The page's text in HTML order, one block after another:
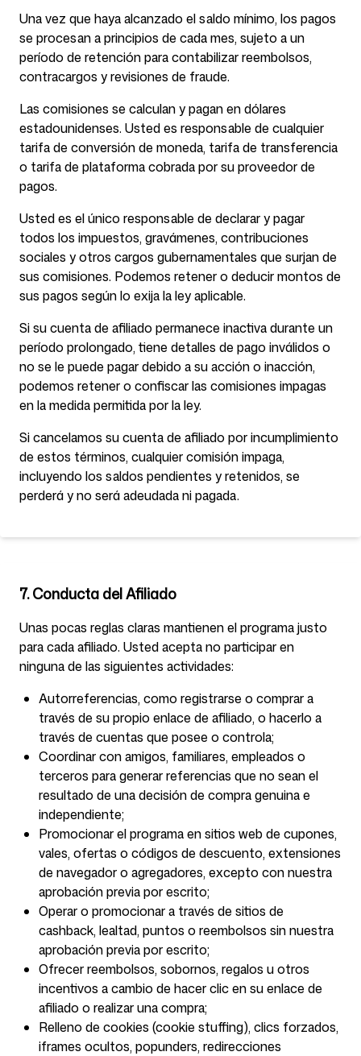
Una vez que haya alcanzado el saldo mínimo, los pagos
se procesan a principios de cada mes, sujeto a un
período de retención para contabilizar reembolsos,
contracargos y revisiones de fraude.
Las comisiones se calculan y pagan en dólares
estadounidenses. Usted es responsable de cualquier
tarifa de conversión de moneda, tarifa de transferencia
o tarifa de plataforma cobrada por su proveedor de
pagos.
Usted es el único responsable de declarar y pagar
todos los impuestos, gravámenes, contribuciones
sociales y otros cargos gubernamentales que surjan de
sus comisiones. Podemos retener o deducir montos de
sus pagos según lo exija la ley aplicable.
Si su cuenta de afiliado permanece inactiva durante un
período prolongado, tiene detalles de pago inválidos o
no se le puede pagar debido a su acción o inacción,
podemos retener o confiscar las comisiones impagas
en la medida permitida por la ley.
Si cancelamos su cuenta de afiliado por incumplimiento
de estos términos, cualquier comisión impaga,
incluyendo los saldos pendientes y retenidos, se
perderá y no será adeudada ni pagada.
7. Conducta del Afiliado
Unas pocas reglas claras mantienen el programa justo
para cada afiliado. Usted acepta no participar en
ninguna de las siguientes actividades:
Autorreferencias, como registrarse o comprar a
través de su propio enlace de afiliado, o hacerlo a
través de cuentas que posee o controla;
Coordinar con amigos, familiares, empleados o
terceros para generar referencias que no sean el
resultado de una decisión de compra genuina e
independiente;
Promocionar el programa en sitios web de cupones,
vales, ofertas o códigos de descuento, extensiones
de navegador o agregadores, excepto con nuestra
aprobación previa por escrito;
Operar o promocionar a través de sitios de
cashback, lealtad, puntos o reembolsos sin nuestra
aprobación previa por escrito;
Ofrecer reembolsos, sobornos, regalos u otros
incentivos a cambio de hacer clic en su enlace de
afiliado o realizar una compra;
Relleno de cookies (cookie stuffing), clics forzados,
iframes ocultos, popunders, redirecciones